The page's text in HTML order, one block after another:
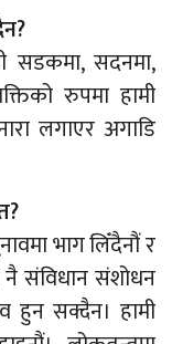
सडकमा, सदनमा,
रुपमा हामी
लगाएर अगाडि
भाग लिँदैनौं र
नै संविधान संशोधन
हुन सक्दैन। हामी